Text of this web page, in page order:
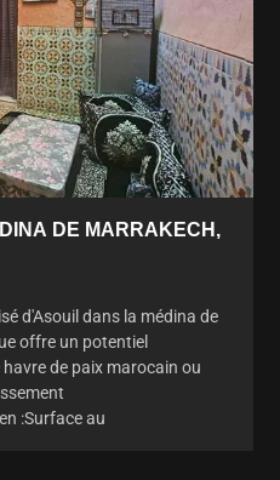
DE MARRAKECH,
d'Asouil dans la médina de
offre un potentiel
de paix marocain ou
:Surface au